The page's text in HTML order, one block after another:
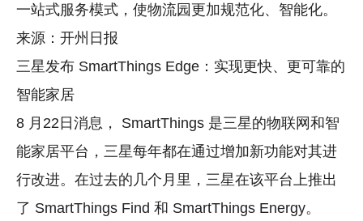
一站式服务模式，使物流园更加规范化、智能化。
来源：开州日报
三星发布 SmartThings Edge：实现更快、更可靠的
智能家居
8 月22日消息， SmartThings 是三星的物联网和智
能家居平台，三星每年都在通过增加新功能对其进
行改进。在过去的几个月里，三星在该平台上推出
了 SmartThings Find 和 SmartThings Energy。